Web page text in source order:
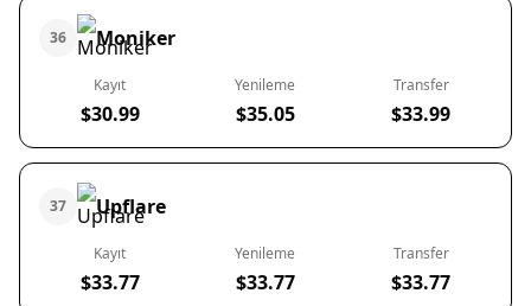
36 Moniker
Kayıt
$30.99
Yenileme
$35.05
Transfer
$33.99
37 Upflare
Kayıt
$33.77
Yenileme
$33.77
Transfer
$33.77